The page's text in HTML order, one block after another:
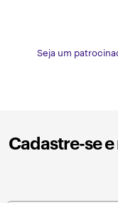
Seja um
Cadastre-se